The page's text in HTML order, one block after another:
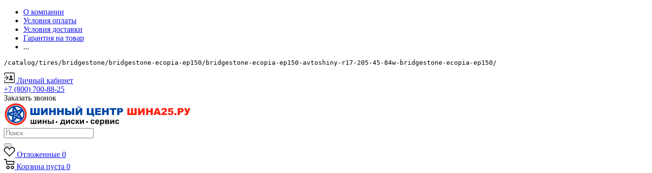
О компании
Условия оплаты
Условия доставки
Гарантия на товар
...
/catalog/tires/bridgestone/bridgestone-ecopia-ep150/bridgestone-ecopia-ep150-avtoshiny-r17-205-45-84w-bridgestone-ecopia-ep150/
Личный кабинет
+7 (800) 700-88-25
Заказать звонок
Отложенные 0
Корзина пуста 0